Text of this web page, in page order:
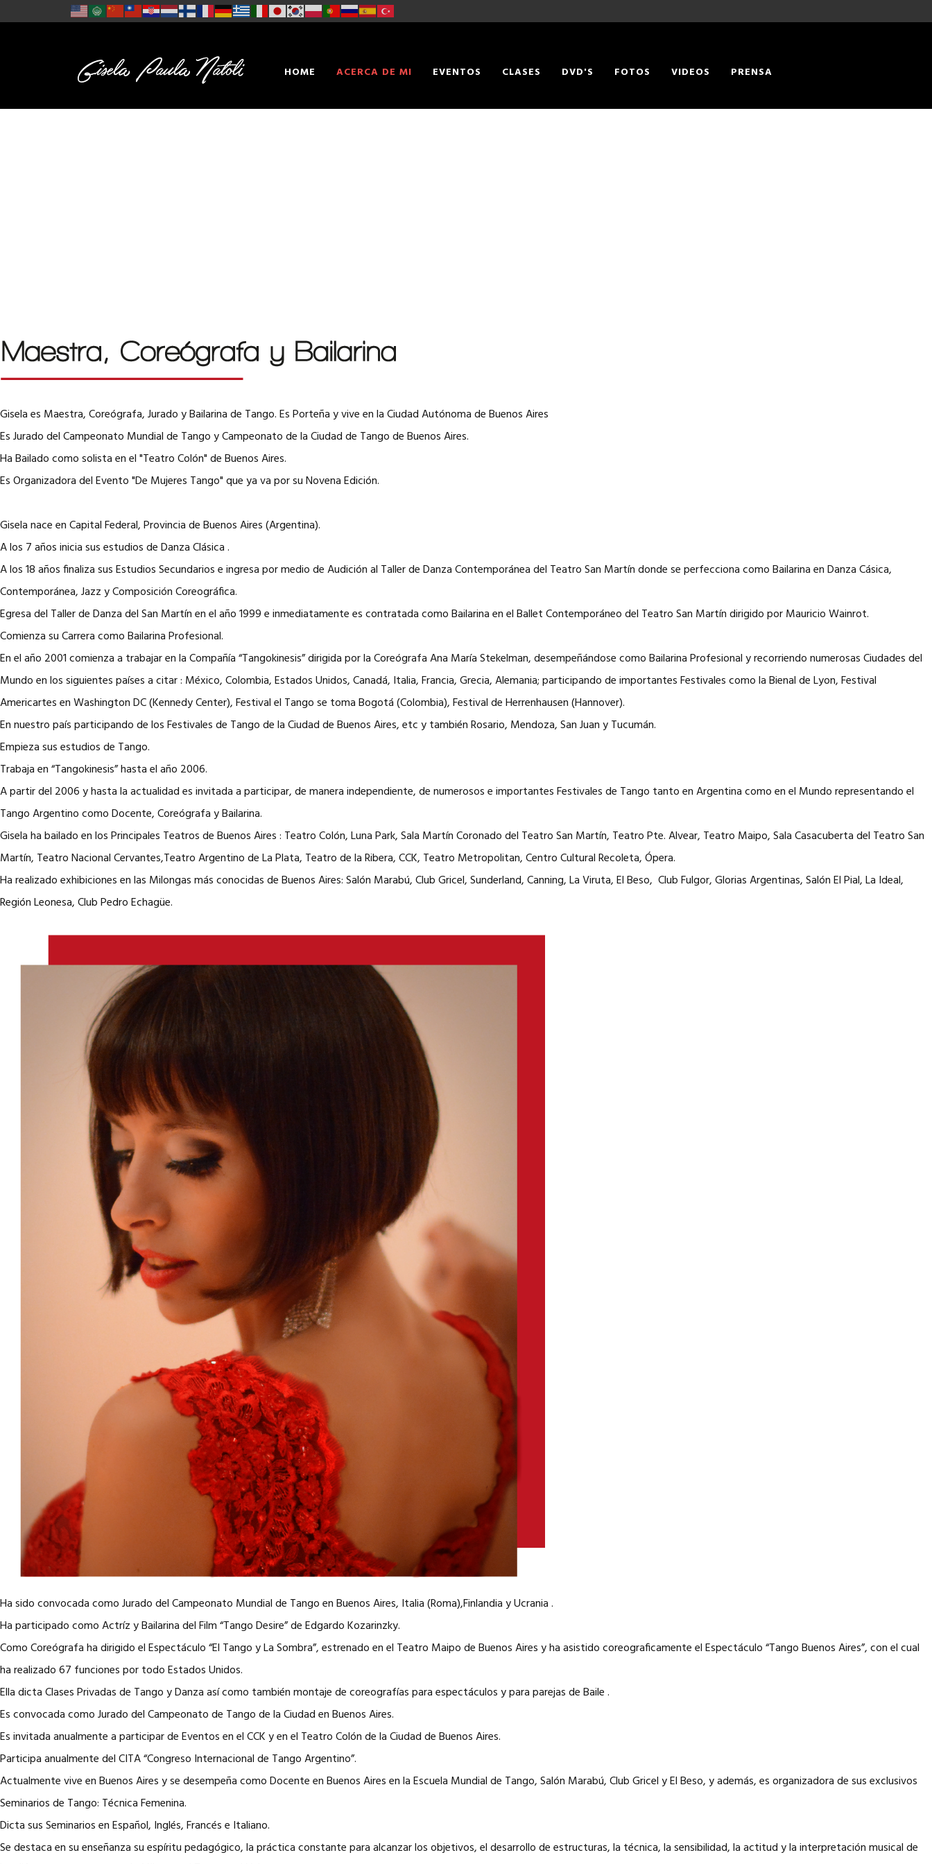
HOME ACERCA DE MI EVENTOS CLASES DVD'S FOTOS VIDEOS PRENSA
Gisela es Maestra, Coreógrafa, Jurado y Bailarina de Tango. Es Porteña y vive en la Ciudad Autónoma de Buenos Aires
Es Jurado del Campeonato Mundial de Tango y Campeonato de la Ciudad de Tango de Buenos Aires.
Ha Bailado como solista en el "Teatro Colón" de Buenos Aires.
Es Organizadora del Evento "De Mujeres Tango" que ya va por su Novena Edición.
Gisela nace en Capital Federal, Provincia de Buenos Aires (Argentina).
A los 7 años inicia sus estudios de Danza Clásica .
A los 18 años finaliza sus Estudios Secundarios e ingresa por medio de Audición al Taller de Danza Contemporánea del Teatro San Martín donde se perfecciona como Bailarina en Danza Cásica,
Contemporánea, Jazz y Composición Coreográfica.
Egresa del Taller de Danza del San Martín en el año 1999 e inmediatamente es contratada como Bailarina en el Ballet Contemporáneo del Teatro San Martín dirigido por Mauricio Wainrot.
Comienza su Carrera como Bailarina Profesional.
En el año 2001 comienza a trabajar en la Compañía “Tangokinesis” dirigida por la Coreógrafa Ana María Stekelman, desempeñándose como Bailarina Profesional y recorriendo numerosas Ciudades del
Mundo en los siguientes países a citar : México, Colombia, Estados Unidos, Canadá, Italia, Francia, Grecia, Alemania; participando de importantes Festivales como la Bienal de Lyon, Festival
Americartes en Washington DC (Kennedy Center), Festival el Tango se toma Bogotá (Colombia), Festival de Herrenhausen (Hannover).
En nuestro país participando de los Festivales de Tango de la Ciudad de Buenos Aires, etc y también Rosario, Mendoza, San Juan y Tucumán.
Empieza sus estudios de Tango.
Trabaja en “Tangokinesis” hasta el año 2006.
A partir del 2006 y hasta la actualidad es invitada a participar, de manera independiente, de numerosos e importantes Festivales de Tango tanto en Argentina como en el Mundo representando el
Tango Argentino como Docente, Coreógrafa y Bailarina.
Gisela ha bailado en los Principales Teatros de Buenos Aires : Teatro Colón, Luna Park, Sala Martín Coronado del Teatro San Martín, Teatro Pte. Alvear, Teatro Maipo, Sala Casacuberta del Teatro San
Martín, Teatro Nacional Cervantes,Teatro Argentino de La Plata, Teatro de la Ribera, CCK, Teatro Metropolitan, Centro Cultural Recoleta, Ópera.
Ha realizado exhibiciones en las Milongas más conocidas de Buenos Aires: Salón Marabú, Club Gricel, Sunderland, Canning, La Viruta, El Beso, Club Fulgor, Glorias Argentinas, Salón El Pial, La Ideal,
Región Leonesa, Club Pedro Echagüe.
Ha sido convocada como Jurado del Campeonato Mundial de Tango en Buenos Aires, Italia (Roma),Finlandia y Ucrania .
Ha participado como Actríz y Bailarina del Film “Tango Desire” de Edgardo Kozarinzky.
Como Coreógrafa ha dirigido el Espectáculo “El Tango y La Sombra”, estrenado en el Teatro Maipo de Buenos Aires y ha asistido coreograficamente el Espectáculo “Tango Buenos Aires”, con el cual
ha realizado 67 funciones por todo Estados Unidos.
Ella dicta Clases Privadas de Tango y Danza así como también montaje de coreografías para espectáculos y para parejas de Baile .
Es convocada como Jurado del Campeonato de Tango de la Ciudad en Buenos Aires.
Es invitada anualmente a participar de Eventos en el CCK y en el Teatro Colón de la Ciudad de Buenos Aires.
Participa anualmente del CITA “Congreso Internacional de Tango Argentino”.
Actualmente vive en Buenos Aires y se desempeña como Docente en Buenos Aires en la Escuela Mundial de Tango, Salón Marabú, Club Gricel y El Beso, y además, es organizadora de sus exclusivos
Seminarios de Tango: Técnica Femenina.
Dicta sus Seminarios en Español, Inglés, Francés e Italiano.
Se destaca en su enseñanza su espíritu pedagógico, la práctica constante para alcanzar los objetivos, el desarrollo de estructuras, la técnica, la sensibilidad, la actitud y la interpretación musical de